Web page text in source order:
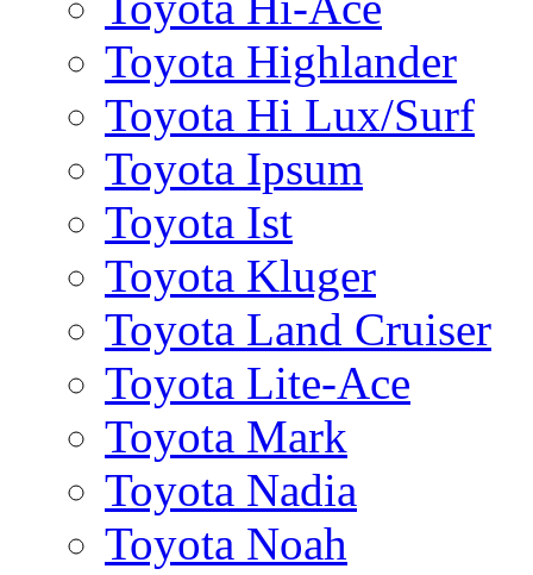
Toyota Highlander
Toyota Hi Lux/Surf
Toyota Ipsum
Toyota Ist
Toyota Kluger
Toyota Land Cruiser
Toyota Lite-Ace
Toyota Mark
Toyota Nadia
Toyota Noah